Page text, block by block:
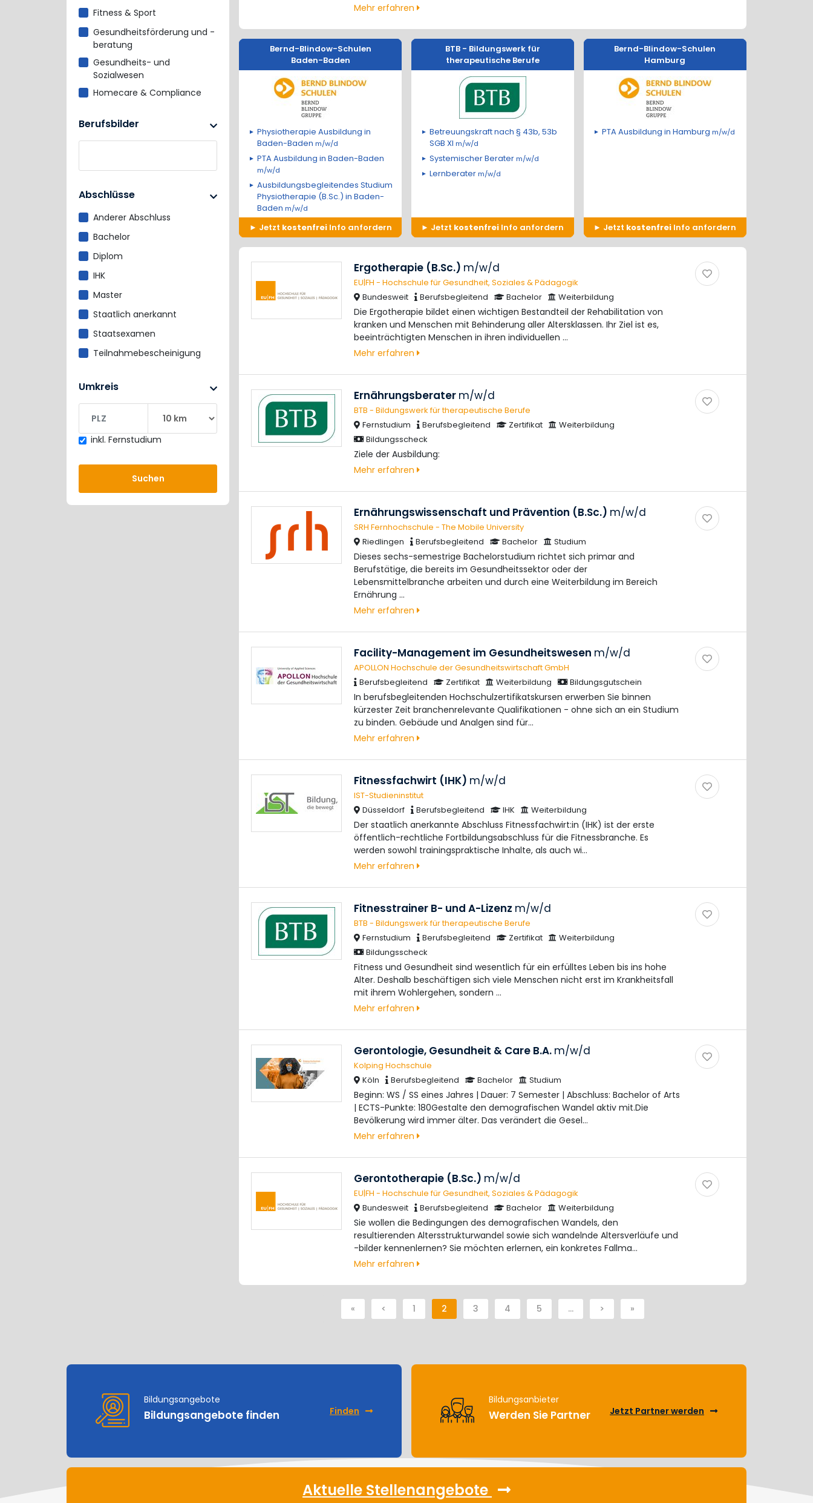
Fitness & Sport
Gesundheitsförderung und -
beratung
Gesundheits- und
Sozialwesen
Homecare & Compliance
(Naturheilkunde)
Medizin
Medizintechnik, -produkte
Pflege
Pharma
Psychologie /
Psychotherapie
Rettungsdienst &
Notfallmedizin
Sonstige
Therapie (Physio, Ergo, Logo)
Verwaltung & Versicherung
Berufsbilder
Abschlüsse
Anderer Abschluss
Bachelor
Diplom
IHK
Master
Staatlich anerkannt
Staatsexamen
Teilnahmebescheinigung
Umkreis
inkl. Fernstudium
Suchen
Mehr erfahren
Bernd-Blindow-Schulen
Baden-Baden
Physiotherapie Ausbildung in
Baden-Badenm/w/d
PTA Ausbildung in Baden-Baden
m/w/d
Ausbildungsbegleitendes Studium
Physiotherapie (B.Sc.) in Baden-
Badenm/w/d
Jetzt kostenfreiInfo anfordern
BTB - Bildungswerk für
therapeutische Berufe
Betreuungskraft nach § 43b, 53b
SGB XI m/w/d
Systemischer Beraterm/w/d
Lernberaterm/w/d
Jetzt kostenfrei Info anfordern
Bernd-Blindow-Schulen
Hamburg
PTA Ausbildung in Hamburg m/w/d
Jetzt kostenfrei Info anfordern
Ergotherapie (B.Sc.) m/w/d
EU|FH - Hochschule für Gesundheit, Soziales & Pädagogik
Bundesweit
Berufsbegleitend Bachelor Weiterbildung
Die Ergotherapie bildet einen wichtigen Bestandteil der Rehabilitation von
kranken und Menschen mit Behinderung aller Altersklassen. Ihr Ziel ist es,
beeinträchtigten Menschen in ihren individuellen …
Mehr erfahren
Ernährungsberater m/w/d
BTB - Bildungswerk für therapeutische Berufe
Fernstudium
Berufsbegleitend Zertifikat
Weiterbildung
Bildungsscheck
Ziele der Ausbildung:
Mehr erfahren
Ernährungswissenschaft und Prävention (B.Sc.) m/w/d
SRH Fernhochschule - The Mobile University
Riedlingen
Berufsbegleitend Bachelor Studium
Dieses sechs-semestrige Bachelorstudium richtet sich primar and
Berufstätige, die bereits im Gesundheitssektor oder der
Lebensmittelbranche arbeiten und durch eine Weiterbildung im Bereich
Ernährung …
Mehr erfahren
Facility-Management im Gesundheitswesen m/w/d
APOLLON Hochschule der Gesundheitswirtschaft GmbH
Berufsbegleitend
Zertifikat Weiterbildung Bildungsgutschein
In berufsbegleitenden Hochschulzertifikatskursen erwerben Sie binnen
kürzester Zeit branchenrelevante Qualifikationen - ohne sich an ein Studium
zu binden. Gebäude und Analgen sind für…
Mehr erfahren
Fitnessfachwirt (IHK) m/w/d
IST-Studieninstitut
Düsseldorf
Berufsbegleitend IHK Weiterbildung
Der staatlich anerkannte Abschluss Fitnessfachwirt:in (IHK) ist der erste
öffentlich-rechtliche Fortbildungsabschluss für die Fitnessbranche. Es
werden sowohl trainingspraktische Inhalte, als auch wi…
Mehr erfahren
Fitnesstrainer B- und A-Lizenz m/w/d
BTB - Bildungswerk für therapeutische Berufe
Fernstudium
Berufsbegleitend Zertifikat
Weiterbildung
Bildungsscheck
Fitness und Gesundheit sind wesentlich für ein erfülltes Leben bis ins hohe
Alter. Deshalb beschäftigen sich viele Menschen nicht erst im Krankheitsfall
mit ihrem Wohlergehen, sondern …
Mehr erfahren
Gerontologie, Gesundheit & Care B.A. m/w/d
Kolping Hochschule
Köln
Berufsbegleitend Bachelor Studium
Beginn: WS / SS eines Jahres | Dauer: 7 Semester | Abschluss: Bachelor of Arts
| ECTS-Punkte: 180Gestalte den demografischen Wandel aktiv mit.Die
Bevölkerung wird immer älter. Das verändert die Gesel…
Mehr erfahren
Gerontotherapie (B.Sc.) m/w/d
EU|FH - Hochschule für Gesundheit, Soziales & Pädagogik
Bundesweit
Berufsbegleitend Bachelor Weiterbildung
Sie wollen die Bedingungen des demografischen Wandels, den
resultierenden Altersstrukturwandel sowie sich wandelnde Altersverläufe und
-bilder kennenlernen? Sie möchten erlernen, ein konkretes Fallma…
Mehr erfahren
« < 1 2 3 4 5 … > »
Bildungsangebote
Bildungsangebote finden Finden
Bildungsanbieter
Werden Sie Partner Jetzt Partner werden
Aktuelle Stellenangebote